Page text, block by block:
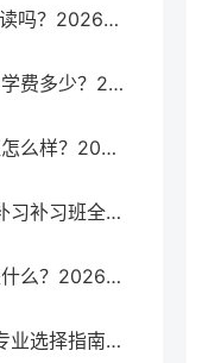
300多分能复读吗？2026年高考低分段复读提分潜力与实操指南
长沙雅礼高中学费多少？2026年最新收费标准及复读班费用详解
同升湖复读班怎么样？2026年湖南复读家长必看的真实评价与提分数据
2026年高三补习补习班全攻略：如何选择靠谱提分机构？
学校复读部是什么？2026年高中校内复读班与专业复读学校全方位对比指南
2026年高考专业选择指南：复读生如何科学规划专业方向与院校匹配